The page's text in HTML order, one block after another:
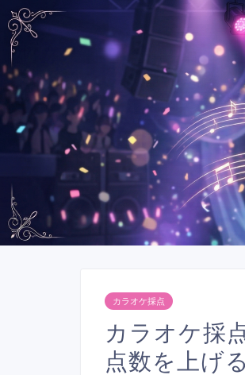
カラオケ採点
カラオケ採
点数を上げ